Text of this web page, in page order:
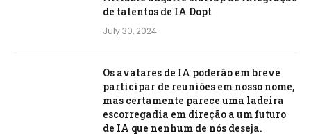
de talentos de IA Dopt
July 30, 2024
Os avatares de IA poderão em breve
participar de reuniões em nosso nome,
mas certamente parece uma ladeira
escorregadia em direção a um futuro
de IA que nenhum de nós deseja.